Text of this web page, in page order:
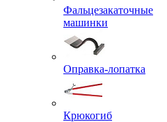
Фальцезакаточные
машинки
Оправка-лопатка
Крюкогиб